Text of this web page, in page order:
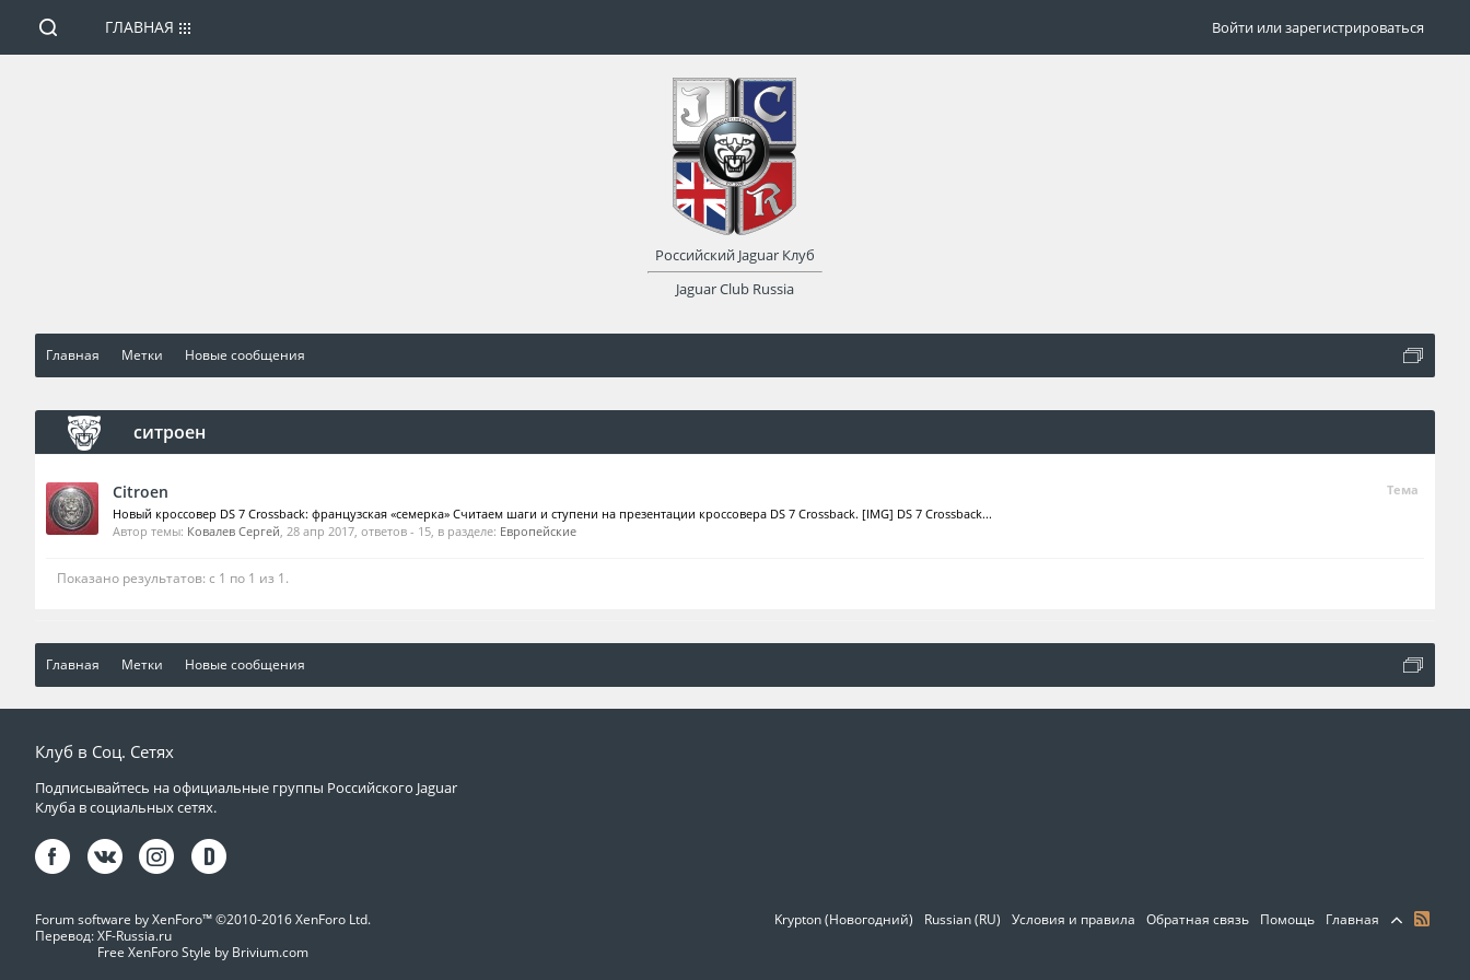
Главная Метки Новые сообщения
ситроен
Тема
Citroen
Новый кроссовер DS 7 Crossback: французская «семерка» Считаем шаги и ступени на презентации кроссовера DS 7 Crossback. [IMG] DS 7 Crossback...
Автор темы: Ковалев Сергей, 28 апр 2017, ответов - 15, в разделе: Европейские
Показано результатов: с 1 по 1 из 1.
Главная Метки Новые сообщения
ГЛАВНАЯ
Российский Jaguar Клуб
Jaguar Club Russia
Войти или зарегистрироваться
Клуб в Соц. Сетях
Подписывайтесь на официальные группы Российского Jaguar
Клуба в социальных сетях.
Forum software by XenForo™©2010-2016 XenForo Ltd.
Перевод:XF-Russia.ru
Free XenForo Style by Brivium.com
Krypton (Новогодний) Russian (RU) Условия и правила Обратная связь Помощь Главная